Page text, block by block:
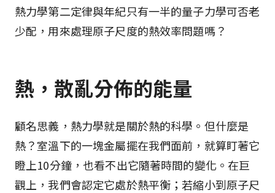
熱力學第二定律與年紀只有一半的量子力學可否老
少配，用來處理原子尺度的熱效率問題嗎？
熱，散亂分佈的能量
顧名思義，熱力學就是關於熱的科學。但什麼是
熱？室溫下的一塊金屬擺在我們面前，就算盯著它
瞪上10分鐘，也看不出它隨著時間的變化。在巨
觀上，我們會認定它處於熱平衡；若縮小到原子尺